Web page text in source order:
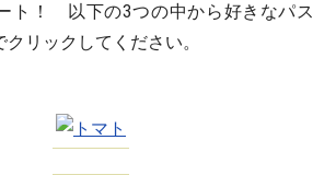
ト！ 以下の3つの中から好きなパス
リックしてください。